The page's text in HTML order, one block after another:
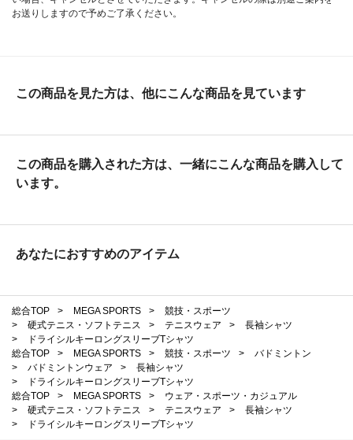
お送りしますので予めご了承ください。
この商品を見た方は、他にこんな商品を見ています
この商品を購入された方は、一緒にこんな商品を購入して
います。
あなたにおすすめのアイテム
総合TOP > MEGA SPORTS >
競技・スポーツ
>
硬式テニス・ソフトテニス > テニスウェア >
長袖シャツ
>
ドライシルキーロングスリーブTシャツ
総合TOP
> MEGA SPORTS > 競技・スポーツ >
バドミントン
>
バドミントンウェア >
長袖シャツ
>
ドライシルキーロングスリーブTシャツ
総合TOP
> MEGA SPORTS >
ウェア・スポーツ・カジュアル
>
硬式テニス・ソフトテニス > テニスウェア >
長袖シャツ
>
ドライシルキーロングスリーブTシャツ